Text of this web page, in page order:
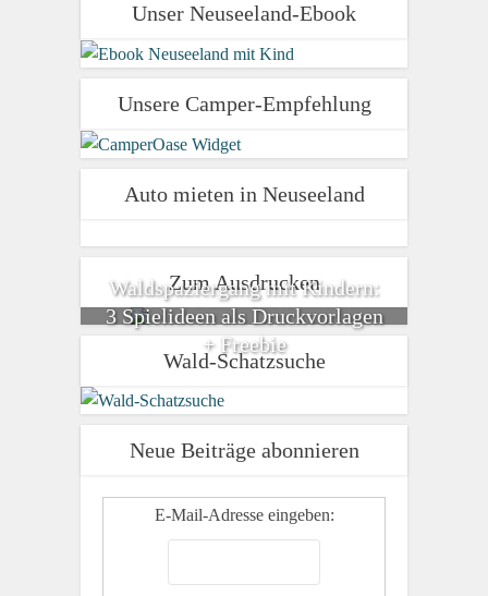
Unser Neuseeland-Ebook
Unsere Camper-Empfehlung
Auto mieten in Neuseeland
Zum Ausdrucken
Waldspaziergang mit Kindern:
3 Spielideen als Druckvorlagen
+ Freebie
Wald-Schatzsuche
Neue Beiträge abonnieren
E-Mail-Adresse eingeben: